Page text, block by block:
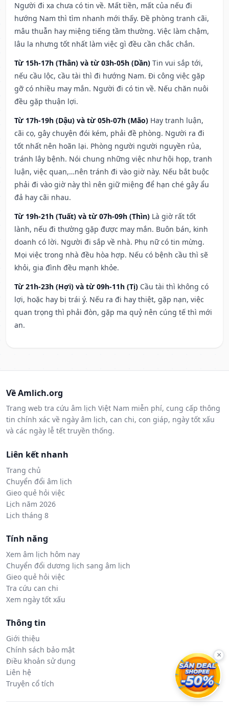
Người đi xa chưa có tin về. Mất tiền, mất của nếu đi
hướng Nam thì tìm nhanh mới thấy. Đề phòng tranh cãi,
mâu thuẫn hay miệng tiếng tầm thường. Việc làm chậm,
lâu la nhưng tốt nhất làm việc gì đều cần chắc chắn.
Từ 15h-17h (Thân) và từ 03h-05h (Dần) Tin vui sắp tới,
nếu cầu lộc, cầu tài thì đi hướng Nam. Đi công việc gặp
gỡ có nhiều may mắn. Người đi có tin về. Nếu chăn nuôi
đều gặp thuận lợi.
Từ 17h-19h (Dậu) và từ 05h-07h (Mão) Hay tranh luận,
cãi cọ, gây chuyện đói kém, phải đề phòng. Người ra đi
tốt nhất nên hoãn lại. Phòng người người nguyền rủa,
tránh lây bệnh. Nói chung những việc như hội họp, tranh
luận, việc quan,…nên tránh đi vào giờ này. Nếu bắt buộc
phải đi vào giờ này thì nên giữ miệng để hạn ché gây ẩu
đả hay cãi nhau.
Từ 19h-21h (Tuất) và từ 07h-09h (Thìn) Là giờ rất tốt
lành, nếu đi thường gặp được may mắn. Buôn bán, kinh
doanh có lời. Người đi sắp về nhà. Phụ nữ có tin mừng.
Mọi việc trong nhà đều hòa hợp. Nếu có bệnh cầu thì sẽ
khỏi, gia đình đều mạnh khỏe.
Từ 21h-23h (Hợi) và từ 09h-11h (Tị) Cầu tài thì không có
lợi, hoặc hay bị trái ý. Nếu ra đi hay thiệt, gặp nạn, việc
quan trọng thì phải đòn, gặp ma quỷ nên cúng tế thì mới
an.
Về Amlich.org
Trang web tra cứu âm lịch Việt Nam miễn phí, cung cấp thông
tin chính xác về ngày âm lịch, can chi, con giáp, ngày tốt xấu
và các ngày lễ tết truyền thống.
Liên kết nhanh
Trang chủ
Chuyển đổi âm lịch
Gieo quẻ hỏi việc
Lịch năm 2026
Lịch tháng 8
Tính năng
Xem âm lịch hôm nay
Chuyển đổi dương lịch sang âm lịch
Gieo quẻ hỏi việc
Tra cứu can chi
Xem ngày tốt xấu
Thông tin
Giới thiệu
Chính sách bảo mật
Điều khoản sử dụng
Liên hệ
Truyện cổ tích
×